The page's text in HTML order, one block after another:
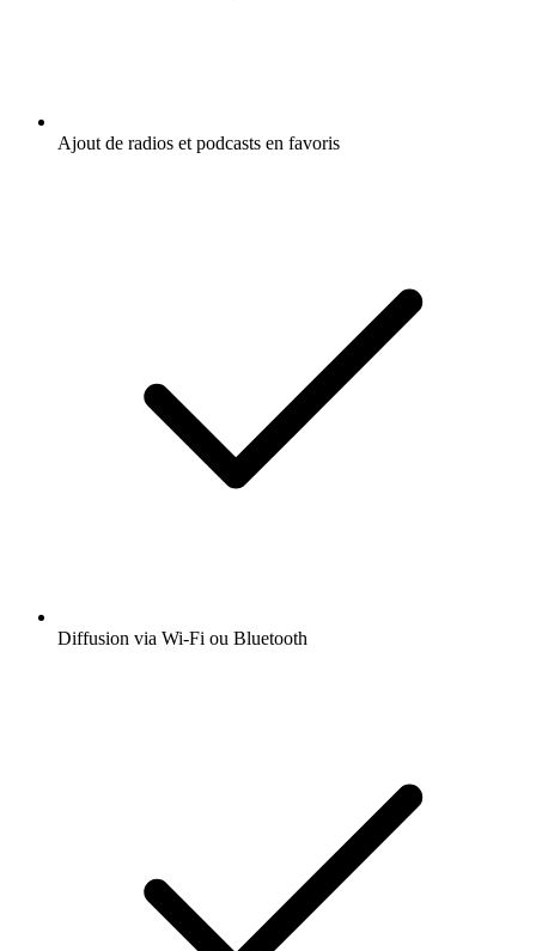
Ajout de radios et podcasts en favoris
Diffusion via Wi-Fi ou Bluetooth